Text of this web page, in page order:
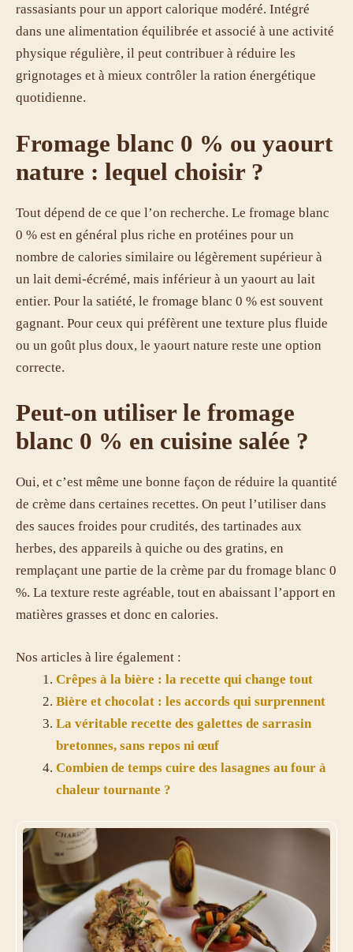
rassasiants pour un apport calorique modéré. Intégré
dans une alimentation équilibrée et associé à une activité
physique régulière, il peut contribuer à réduire les
grignotages et à mieux contrôler la ration énergétique
quotidienne.
Fromage blanc 0 % ou yaourt
nature : lequel choisir ?
Tout dépend de ce que l’on recherche. Le fromage blanc
0 % est en général plus riche en protéines pour un
nombre de calories similaire ou légèrement supérieur à
un lait demi-écrémé, mais inférieur à un yaourt au lait
entier. Pour la satiété, le fromage blanc 0 % est souvent
gagnant. Pour ceux qui préfèrent une texture plus fluide
ou un goût plus doux, le yaourt nature reste une option
correcte.
Peut-on utiliser le fromage
blanc 0 % en cuisine salée ?
Oui, et c’est même une bonne façon de réduire la quantité
de crème dans certaines recettes. On peut l’utiliser dans
des sauces froides pour crudités, des tartinades aux
herbes, des appareils à quiche ou des gratins, en
remplaçant une partie de la crème par du fromage blanc 0
%. La texture reste agréable, tout en abaissant l’apport en
matières grasses et donc en calories.
Nos articles à lire également :
Crêpes à la bière : la recette qui change tout
Bière et chocolat : les accords qui surprennent
La véritable recette des galettes de sarrasin
bretonnes, sans repos ni œuf
Combien de temps cuire des lasagnes au four à
chaleur tournante ?